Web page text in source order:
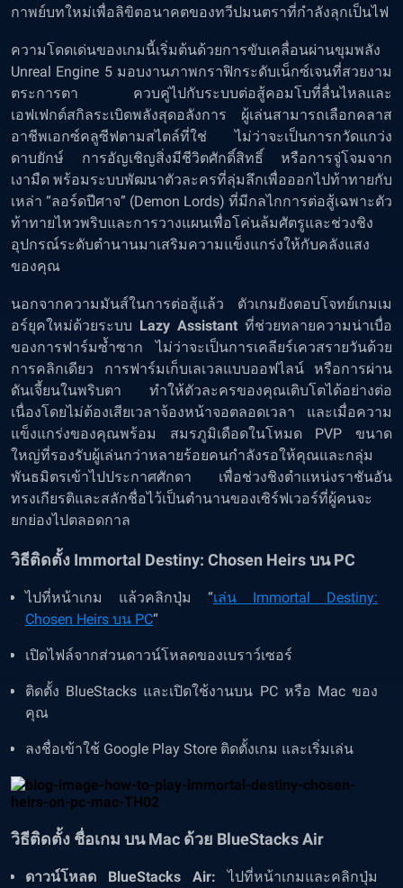
กาพย์บทใหม่เพื่อลิขิตอนาคตของทวีปมนตราที่กำลังลุกเป็นไฟ
ความโดดเด่นของเกมนี้เริ่มต้นด้วยการขับเคลื่อนผ่านขุมพลัง
Unreal Engine 5 มอบงานภาพกราฟิกระดับเน็กซ์เจนที่สวยงาม
ตระการตา ควบคู่ไปกับระบบต่อสู้คอมโบที่ลื่นไหลและ
เอฟเฟกต์สกิลระเบิดพลังสุดอลังการ ผู้เล่นสามารถเลือกคลาส
อาชีพเอกซ์คลูซีฟตามสไตล์ที่ใช่ ไม่ว่าจะเป็นการกวัดแกว่ง
ดาบยักษ์ การอัญเชิญสิ่งมีชีวิตศักดิ์สิทธิ์ หรือการจู่โจมจาก
เงามืด พร้อมระบบพัฒนาตัวละครที่ลุ่มลึกเพื่อออกไปท้าทายกับ
เหล่า “ลอร์ดปีศาจ” (Demon Lords) ที่มีกลไกการต่อสู้เฉพาะตัว
ท้าทายไหวพริบและการวางแผนเพื่อโค่นล้มศัตรูและช่วงชิง
อุปกรณ์ระดับตำนานมาเสริมความแข็งแกร่งให้กับคลังแสง
ของคุณ
นอกจากความมันส์ในการต่อสู้แล้ว ตัวเกมยังตอบโจทย์เกมเม
อร์ยุคใหม่ด้วยระบบ Lazy Assistant ที่ช่วยทลายความน่าเบื่อ
ของการฟาร์มซ้ำซาก ไม่ว่าจะเป็นการเคลียร์เควสรายวันด้วย
การคลิกเดียว การฟาร์มเก็บเลเวลแบบออฟไลน์ หรือการผ่าน
ดันเจี้ยนในพริบตา ทำให้ตัวละครของคุณเติบโตได้อย่างต่อ
เนื่องโดยไม่ต้องเสียเวลาจ้องหน้าจอตลอดเวลา และเมื่อความ
แข็งแกร่งของคุณพร้อม สมรภูมิเดือดในโหมด PVP ขนาด
ใหญ่ที่รองรับผู้เล่นกว่าหลายร้อยคนกำลังรอให้คุณและกลุ่ม
พันธมิตรเข้าไปประกาศศักดา เพื่อช่วงชิงตำแหน่งราชันอัน
ทรงเกียรติและสลักชื่อไว้เป็นตำนานของเซิร์ฟเวอร์ที่ผู้คนจะ
ยกย่องไปตลอดกาล
วิธีติดตั้ง Immortal Destiny: Chosen Heirs บน PC
ไปที่หน้าเกม แล้วคลิกปุ่ม “เล่น Immortal Destiny:
Chosen Heirs บน PC“
เปิดไฟล์จากส่วนดาวน์โหลดของเบราว์เซอร์
ติดตั้ง BlueStacks และเปิดใช้งานบน PC หรือ Mac ของ
คุณ
ลงชื่อเข้าใช้ Google Play Store ติดตั้งเกม และเริ่มเล่น
วิธีติดตั้ง ชื่อเกม บน Mac ด้วย BlueStacks Air
ดาวน์โหลด BlueStacks Air: ไปที่หน้าเกมและคลิกปุ่ม